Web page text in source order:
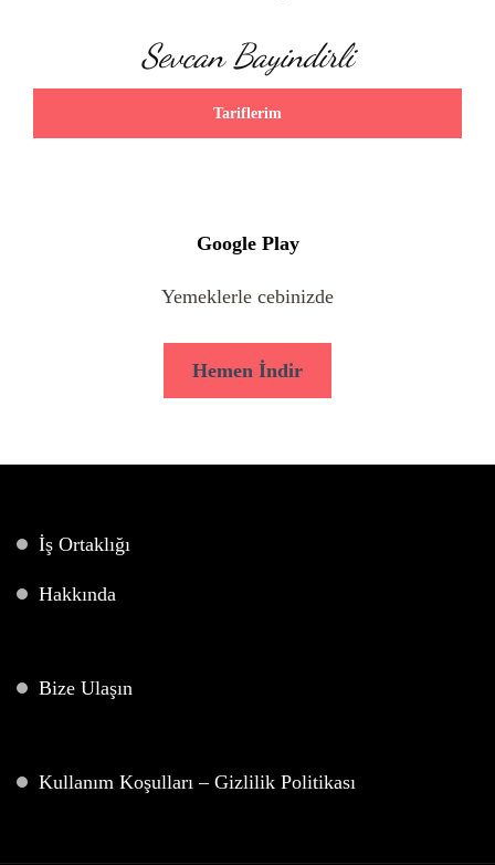
Sevcan Bayindirli
Tariflerim
Google Play
Yemeklerle cebinizde
Hemen İndir
İş Ortaklığı
Hakkında
Bize Ulaşın
Kullanım Koşulları – Gizlilik Politikası